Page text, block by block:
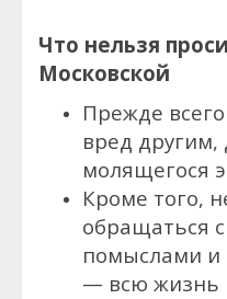
Что нельзя
Московской
Прежде
вред другим,
молящегося
Кроме того,
обращаться
помыслами и
— всю жизнь